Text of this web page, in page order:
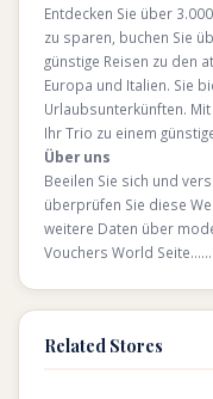
Entdecken Sie über
zu sparen, buchen Sie
günstige Reisen zu den
Europa und Italien. Sie
Urlaubsunterkünften.
Ihr Trio zu einem
Über uns
Beeilen Sie sich und
überprüfen Sie diese
weitere Daten über
Vouchers World
Related Stores